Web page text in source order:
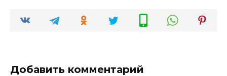
Добавить комментарий